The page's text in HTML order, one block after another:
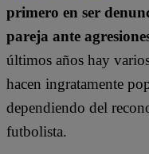
primero en ser
pareja ante
últimos años hay
hacen ingratamente
dependiendo del
futbolista.